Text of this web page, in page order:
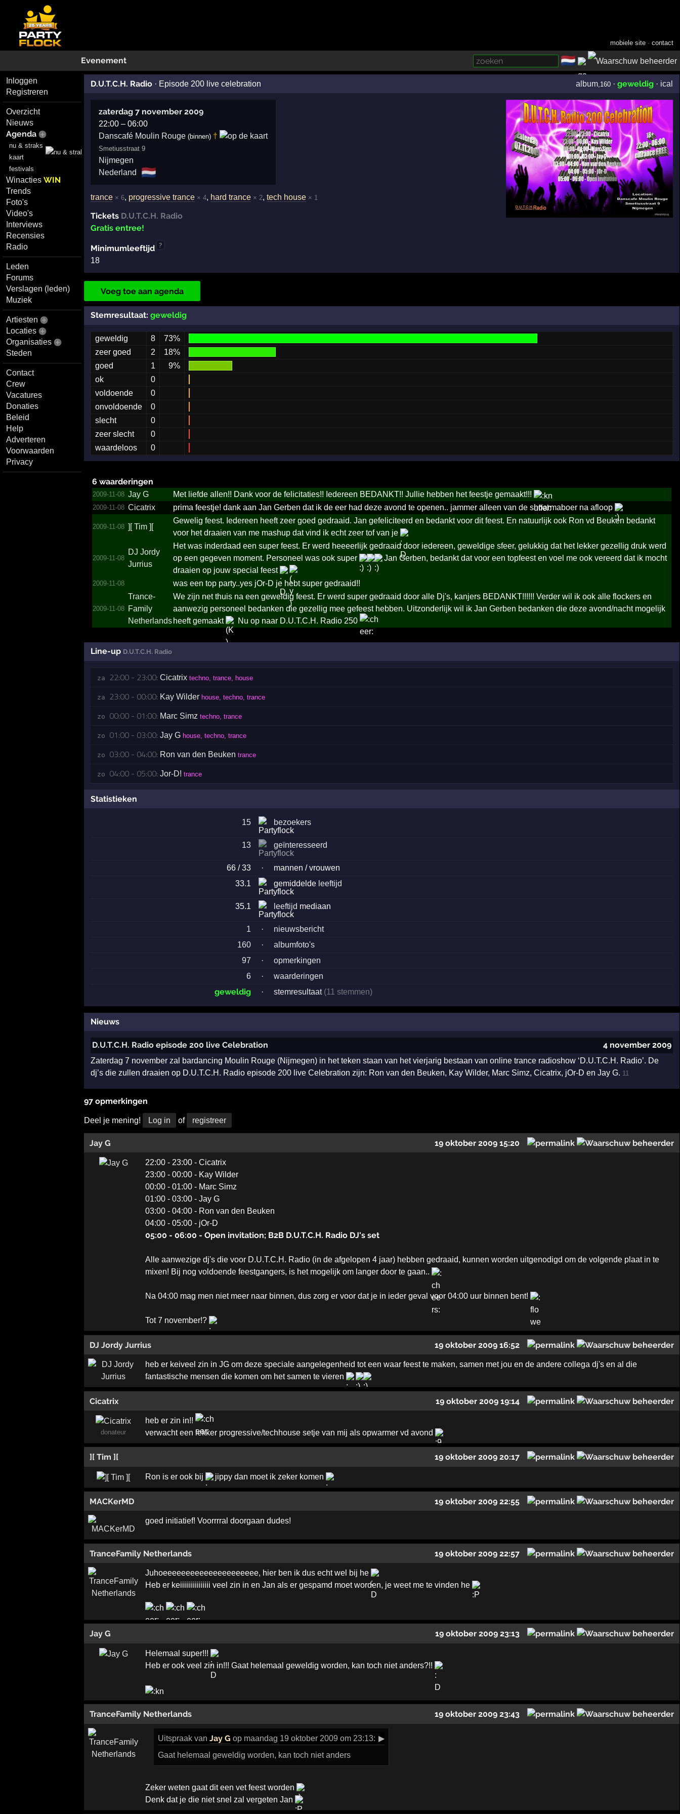
mobiele site ·contact
Evenement 🇳🇱
Inloggen
Registreren
Overzicht
Nieuws
Agenda
nu & straks
kaart
festivals
WinactiesWIN
Trends
Foto's
Video's
Interviews
Recensies
Radio
Leden
Forums
Verslagen (leden)
Muziek
Artiesten
Locaties
Organisaties
Steden
Contact
Crew
Vacatures
Donaties
Beleid
Help
Adverteren
Voorwaarden
Privacy
D.U.T.C.H. Radio· Episode 200 live celebration album ,160 ·geweldig · ical
zaterdag 7 november 2009
22:00– 06:00
Danscafé Moulin Rouge (binnen) †
Smetiusstraat 9
Nijmegen
Nederland
🇳🇱
trance × 6, progressive trance × 4, hard trance × 2, tech house × 1
Tickets D.U.T.C.H. Radio
Gratis entree!
Minimumleeftijd ?
18
Voeg toe aan agenda
Stemresultaat: geweldig
geweldig 8
73%
zeer goed
2
18%
goed
1
9%
ok
0
voldoende
0
onvoldoende
0
slecht
0
zeer slecht
0
waardeloos
0
6 waarderingen
2009-11-08 Jay G Met liefde allen!! Dank voor de felicitaties!! Iedereen BEDANKT!! Jullie hebben het feestje gemaakt!!!
2009-11-08 Cicatrix prima feestje! dank aan Jan Gerben dat ik de eer had deze avond te openen.. jammer alleen van de shoarmaboer na afloop
2009-11-08 ][ Tim ][
Gewelig feest. Iedereen heeft zeer goed gedraaid. Jan gefeliciteerd en bedankt voor dit feest. En natuurlijk ook Ron vd Beuken bedankt
voor het draaien van me mashup dat vind ik echt zeer tof van je
2009-11-08
DJ Jordy
Jurrius
Het was inderdaad een super feest. Er werd heeeerlijk gedraaid door iedereen, geweldige sfeer, gelukkig dat het lekker gezellig druk werd
op een gegeven moment. Personeel was ook super
Jan Gerben, bedankt dat voor een topfeest en voel me ook vereerd dat ik mocht
draaien op jouw special feest
2009-11-08 was een top party..yes jOr-D je hebt super gedraaid!!
2009-11-08
Trance­
Family
Netherlands
We zijn net thuis na een geweldig feest. Er werd super gedraaid door alle Dj's, kanjers BEDANKT!!!!!! Verder wil ik ook alle flockers en
aanwezig personeel bedanken die gezellig mee gefeest hebben. Uitzonderlijk wil ik Jan Gerben bedanken die deze avond/nacht mogelijk
heeft gemaakt
Nu op naar D.U.T.C.H. Radio 250
Line-up D.U.T.C.H. Radio
za 22:00 - 23:00: Cicatrix techno, trance, house
za 23:00 - 00:00: Kay Wilder house, techno, trance
zo 00:00 - 01:00: Marc Simz techno, trance
zo 01:00 - 03:00: Jay G house, techno, trance
zo 03:00 - 04:00: Ron van den Beuken trance
zo 04:00 - 05:00: Jor-D! trance
Statistieken
15 bezoekers
13 geïnteresseerd
66 / 33 ·
mannen / vrouwen
33.1
gemiddelde leeftijd
35.1 leeftijd mediaan
1 ·
nieuwsbericht
160
·
albumfoto's
97
·
opmerkingen
6
· waarderingen
geweldig · stemresultaat (11 stemmen)
Nieuws
D.U.T.C.H. Radio episode 200 live Celebration 4 november 2009
Zaterdag 7 november zal bardancing Moulin Rouge (Nijmegen) in het teken staan van het vierjarig bestaan van online trance radioshow ‘D.U.T.C.H. Radio’. De
dj’s die zullen draaien op D.U.T.C.H. Radio episode 200 live Celebration zijn: Ron van den Beuken, Kay Wilder, Marc Simz, Cicatrix, jOr-D en Jay G. 11
97 opmerkingen
Deel je mening! Log in of registreer
Jay G 19 oktober 2009 15:20
22:00 - 23:00 - Cicatrix
23:00 - 00:00 - Kay Wilder
00:00 - 01:00 - Marc Simz
01:00 - 03:00 - Jay G
03:00 - 04:00 - Ron van den Beuken
04:00 - 05:00 - jOr-D
05:00 - 06:00 - Open invitation; B2B D.U.T.C.H. Radio DJ's set
Alle aanwezige dj's die voor D.U.T.C.H. Radio (in de afgelopen 4 jaar) hebben gedraaid, kunnen worden uitgenodigd om de volgende plaat in te
mixen! Bij nog voldoende feestgangers, is het mogelijk om langer door te gaan..
Na 04:00 mag men niet meer naar binnen, dus zorg er voor dat je in ieder geval voor 04:00 uur binnen bent!
Tot 7 november!?
DJ Jordy Jurrius 19 oktober 2009 16:52
heb er keiveel zin in JG om deze speciale aangelegenheid tot een waar feest te maken, samen met jou en de andere collega dj's en al die
fantastische mensen die komen om het samen te vieren
Cicatrix 19 oktober 2009 19:14
donateur
heb er zin in!!
verwacht een lekker progressive/techhouse setje van mij als opwarmer vd avond
][ Tim ][ 19 oktober 2009 20:17
Ron is er ook bij jippy dan moet ik zeker komen
MACKerMD 19 oktober 2009 22:55
goed initiatief! Voorrrral doorgaan dudes!
TranceFamily Netherlands 19 oktober 2009 22:57
Juhoeeeeeeeeeeeeeeeeeeeee, hier ben ik dus echt wel bij he
Heb er keiiiiiiiiiiiiiii veel zin in en Jan als er gespamd moet worden, je weet me te vinden he
Jay G 19 oktober 2009 23:13
Helemaal super!!!
Heb er ook veel zin in!!! Gaat helemaal geweldig worden, kan toch niet anders?!!
TranceFamily Netherlands 19 oktober 2009 23:43
Uitspraakvan Jay G op maandag 19 oktober 2009 om 23:13: ▶
Gaat helemaal geweldig worden, kan toch niet anders
Zeker weten gaat dit een vet feest worden
Denk dat je die niet snel zal vergeten Jan